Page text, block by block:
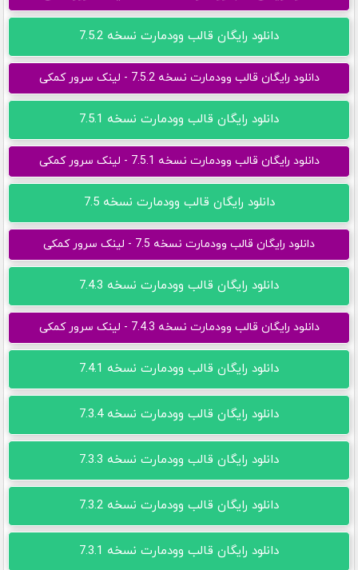
دانلود رایگان قالب وودمارت نسخه 7.5.2
دانلود رایگان قالب وودمارت نسخه 7.5.2 - لینک سرور کمکی
دانلود رایگان قالب وودمارت نسخه 7.5.1
دانلود رایگان قالب وودمارت نسخه 7.5.1 - لینک سرور کمکی
دانلود رایگان قالب وودمارت نسخه 7.5
دانلود رایگان قالب وودمارت نسخه 7.5 - لینک سرور کمکی
دانلود رایگان قالب وودمارت نسخه 7.4.3
دانلود رایگان قالب وودمارت نسخه 7.4.3 - لینک سرور کمکی
دانلود رایگان قالب وودمارت نسخه 7.4.1
دانلود رایگان قالب وودمارت نسخه 7.3.4
دانلود رایگان قالب وودمارت نسخه 7.3.3
دانلود رایگان قالب وودمارت نسخه 7.3.2
دانلود رایگان قالب وودمارت نسخه 7.3.1